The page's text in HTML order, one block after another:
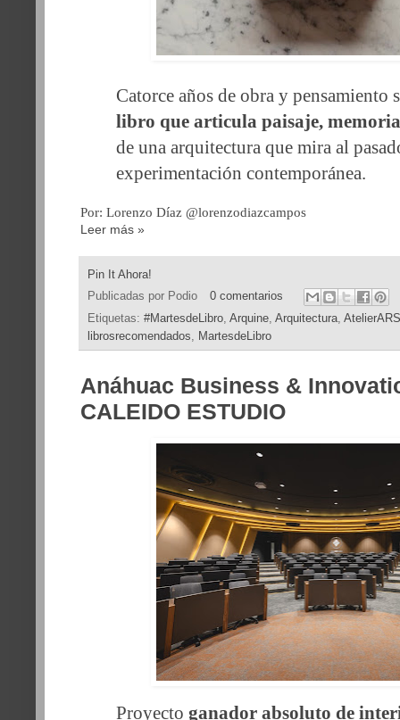
Catorce años de obra y pensamiento
libro que articula paisaje,
de una arquitectura que mira al
experimentación contemporánea.
Por: Lorenzo Díaz @lorenzodiazcampos
Leer más »
Pin It Ahora!
Publicadas por Podio
0 comentarios
Etiquetas: #MartesdeLibro, Arquine, Arquitectura, AtelierARS
librosrecomendados, MartesdeLibro
Anáhuac Business &
CALEIDO ESTUDIO
Proyecto ganador absoluto de